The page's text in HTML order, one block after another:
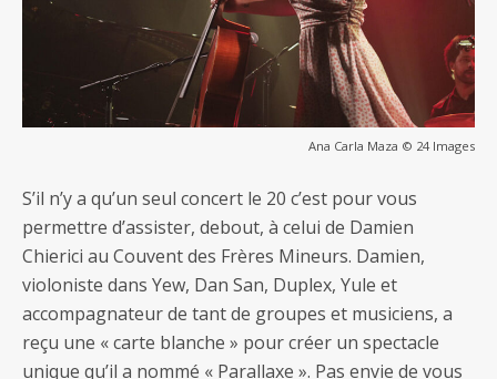
Ana Carla Maza © 24 Images
S’il n’y a qu’un seul concert le 20 c’est pour vous
permettre d’assister, debout, à celui de Damien
Chierici au Couvent des Frères Mineurs. Damien,
violoniste dans Yew, Dan San, Duplex, Yule et
accompagnateur de tant de groupes et musiciens, a
reçu une « carte blanche » pour créer un spectacle
unique qu’il a nommé « Parallaxe ». Pas envie de vous